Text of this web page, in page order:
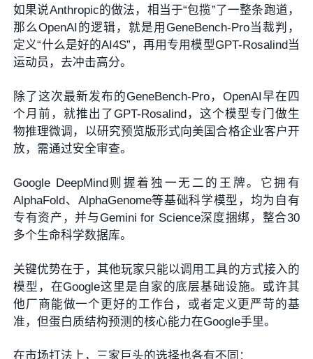
如果说Anthropic的做法，相当于“包揽”了一整条跑道，
那么OpenAI的逻辑，就是用GeneBench-Pro当裁判，
定义“什么是好的AI4S”，再用专用模型GPT-Rosalind当
运动员，去冲击高分。
除了这次最新发布的GeneBench-Pro，OpenAI早在四
个月前，就推出了GPT-Rosalind，这个模型专门做生
物推理微调，以研究预览版形式向美国合格企业客户开
放，需通过安全审查。
Google DeepMind则握着独一无二的王牌。它拥有
AlphaFold、AlphaGenome等基础科学模型，均为自有
专有资产，并与Gemini for Science深度捆绑，整合30
多个生命科学数据库。
关键优势在于，其他玩家只能以调用工具的方式接入的
模型，在Google这里是自家的底层基础设施。或许其
他厂商能做一个更好的工作台，或者定义更严苛的基
准，但蛋白质结构预测的核心能力在Google手里。
在市场打法上，三家巨头的选择也各有不同：